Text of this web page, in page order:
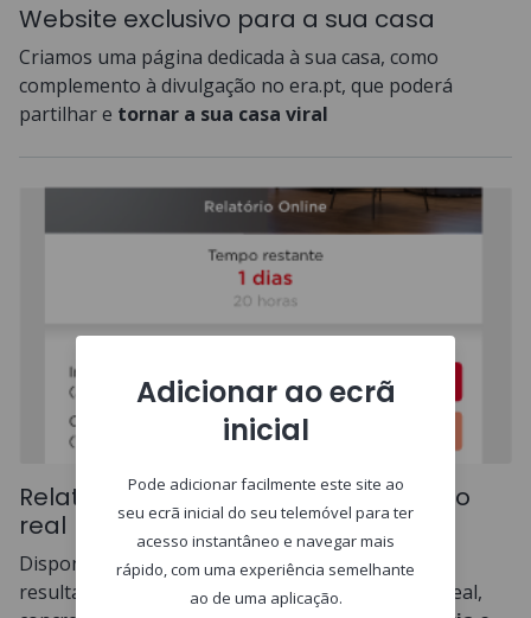
Website exclusivo para a sua casa
Criamos uma página dedicada à sua casa, como
complemento à divulgação no era.pt, que poderá
partilhar e tornar a sua casa viral
Relatório online atualizado em tempo
real
Disponibilizamos o acesso aos vários anúncios e
resultados da campanha da sua casa em tempo real,
Adicionar ao ecrã
inicial
Pode adicionar facilmente este site ao
seu ecrã inicial do seu telemóvel para ter
acesso instantâneo e navegar mais
rápido, com uma experiência semelhante
ao de uma aplicação.